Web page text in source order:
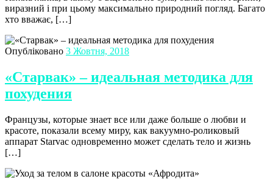
виразний і при цьому максимально природний погляд. Багато
хто вважає, […]
Опубліковано 3 Жовтня, 2018
«Старвак» – идеальная методика для
похудения
Французы, которые знает все или даже больше о любви и
красоте, показали всему миру, как вакуумно-роликовый
аппарат Starvac одновременно может сделать тело и жизнь
[…]